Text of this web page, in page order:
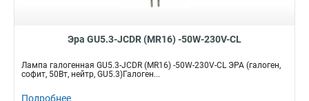
Эра GU5.3-JCDR (MR16) -50W-230V-CL
Лампа галогенная GU5.3-JCDR (MR16) -50W-230V-CL ЭРА (галоген,
софит, 50Вт, нейтр, GU5.3)Галоген...
Подробнее